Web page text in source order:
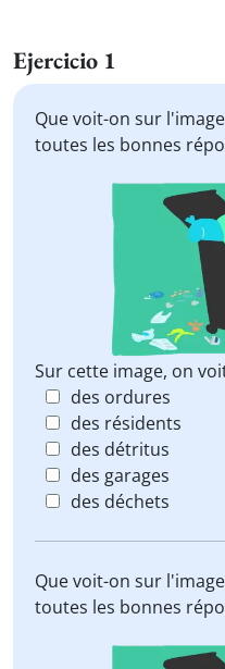
Ejercicio 1
Que voit-on sur
toutes les bonnes
Sur cette image, on
des ordures
des résidents
des détritus
des garages
des déchets
Que voit-on sur
toutes les bonnes